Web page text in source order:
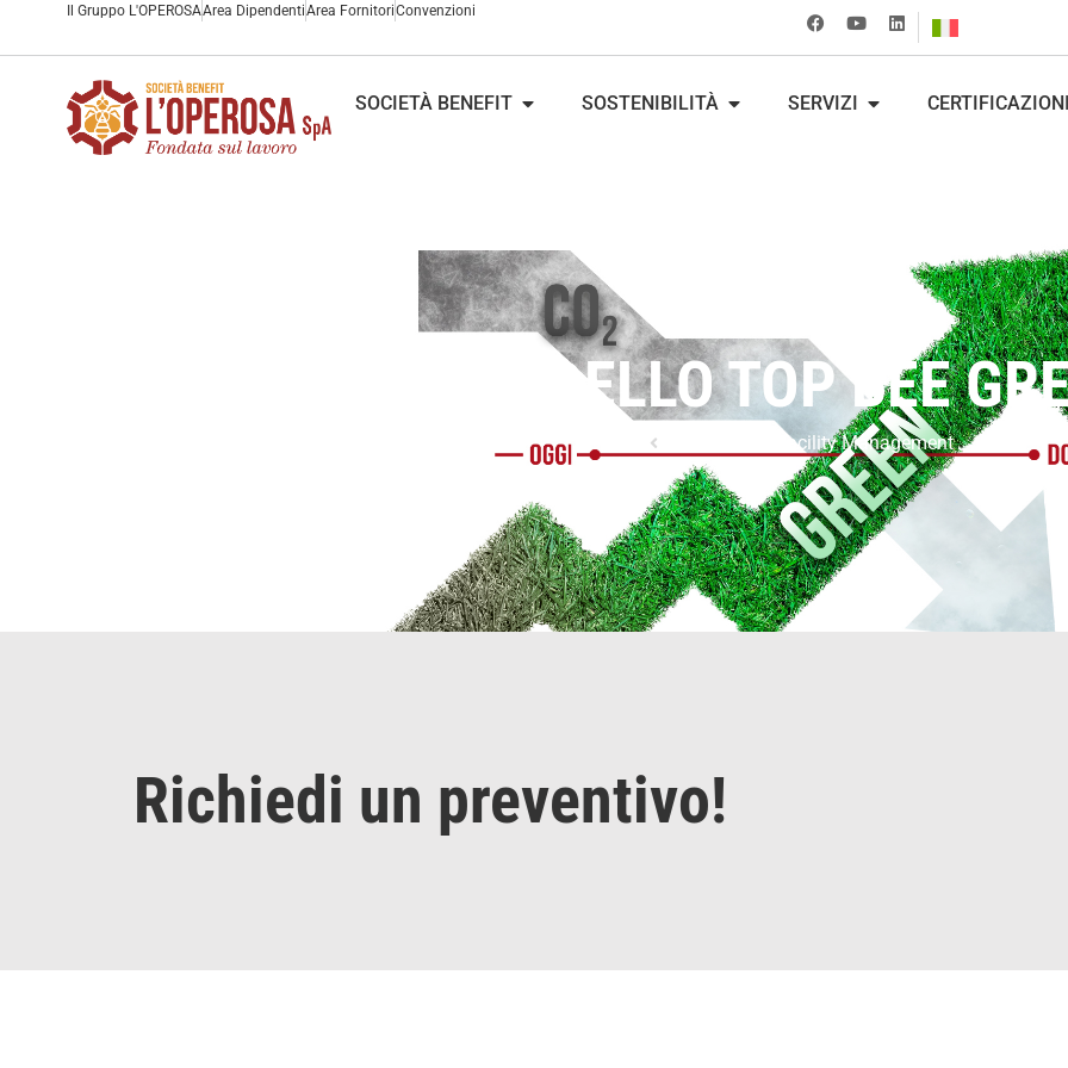
contenutoIl Gruppo L'OPEROSAArea DipendentiArea FornitoriConvenzioni
SOCIETÀ BENEFIT SOSTENIBILITÀ SERVIZI CERTIFICAZIONI
MODELLO TOP BEE
Soft Facility Management
Richiedi un preventivo!